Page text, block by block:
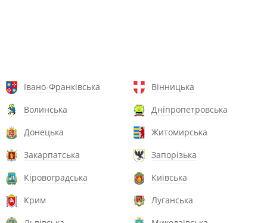
Івано-Франківська
Вінницька
Волинська
Дніпропетровська
Донецька
Житомирська
Закарпатська
Запорізька
Кіровоградська
Київська
Крим
Луганська